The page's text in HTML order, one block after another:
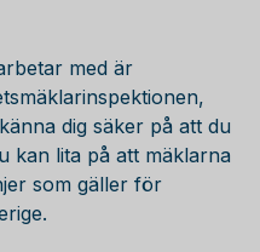
med är
dig säker på att du
kan lita på att mäklarna
som gäller för